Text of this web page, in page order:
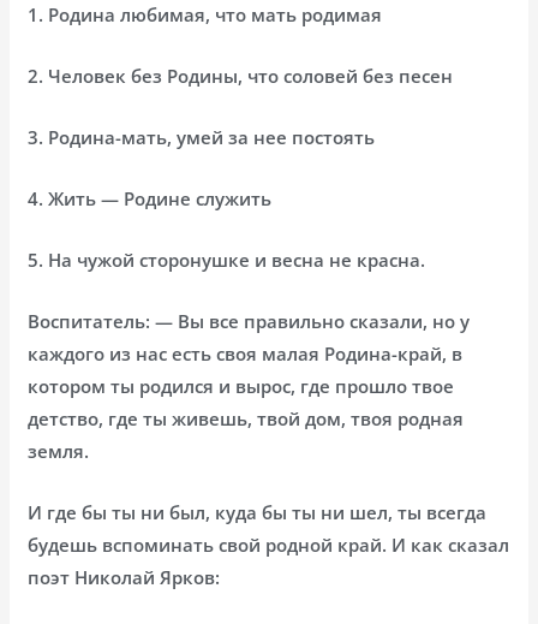
1. Родина любимая, что мать родимая
2. Человек без Родины, что соловей без песен
3. Родина-мать, умей за нее постоять
4. Жить — Родине служить
5. На чужой сторонушке и весна не красна.
Воспитатель: — Вы все правильно сказали, но у
каждого из нас есть своя малая Родина-край, в
котором ты родился и вырос, где прошло твое
детство, где ты живешь, твой дом, твоя родная
земля.
И где бы ты ни был, куда бы ты ни шел, ты всегда
будешь вспоминать свой родной край. И как сказал
поэт Николай Ярков: